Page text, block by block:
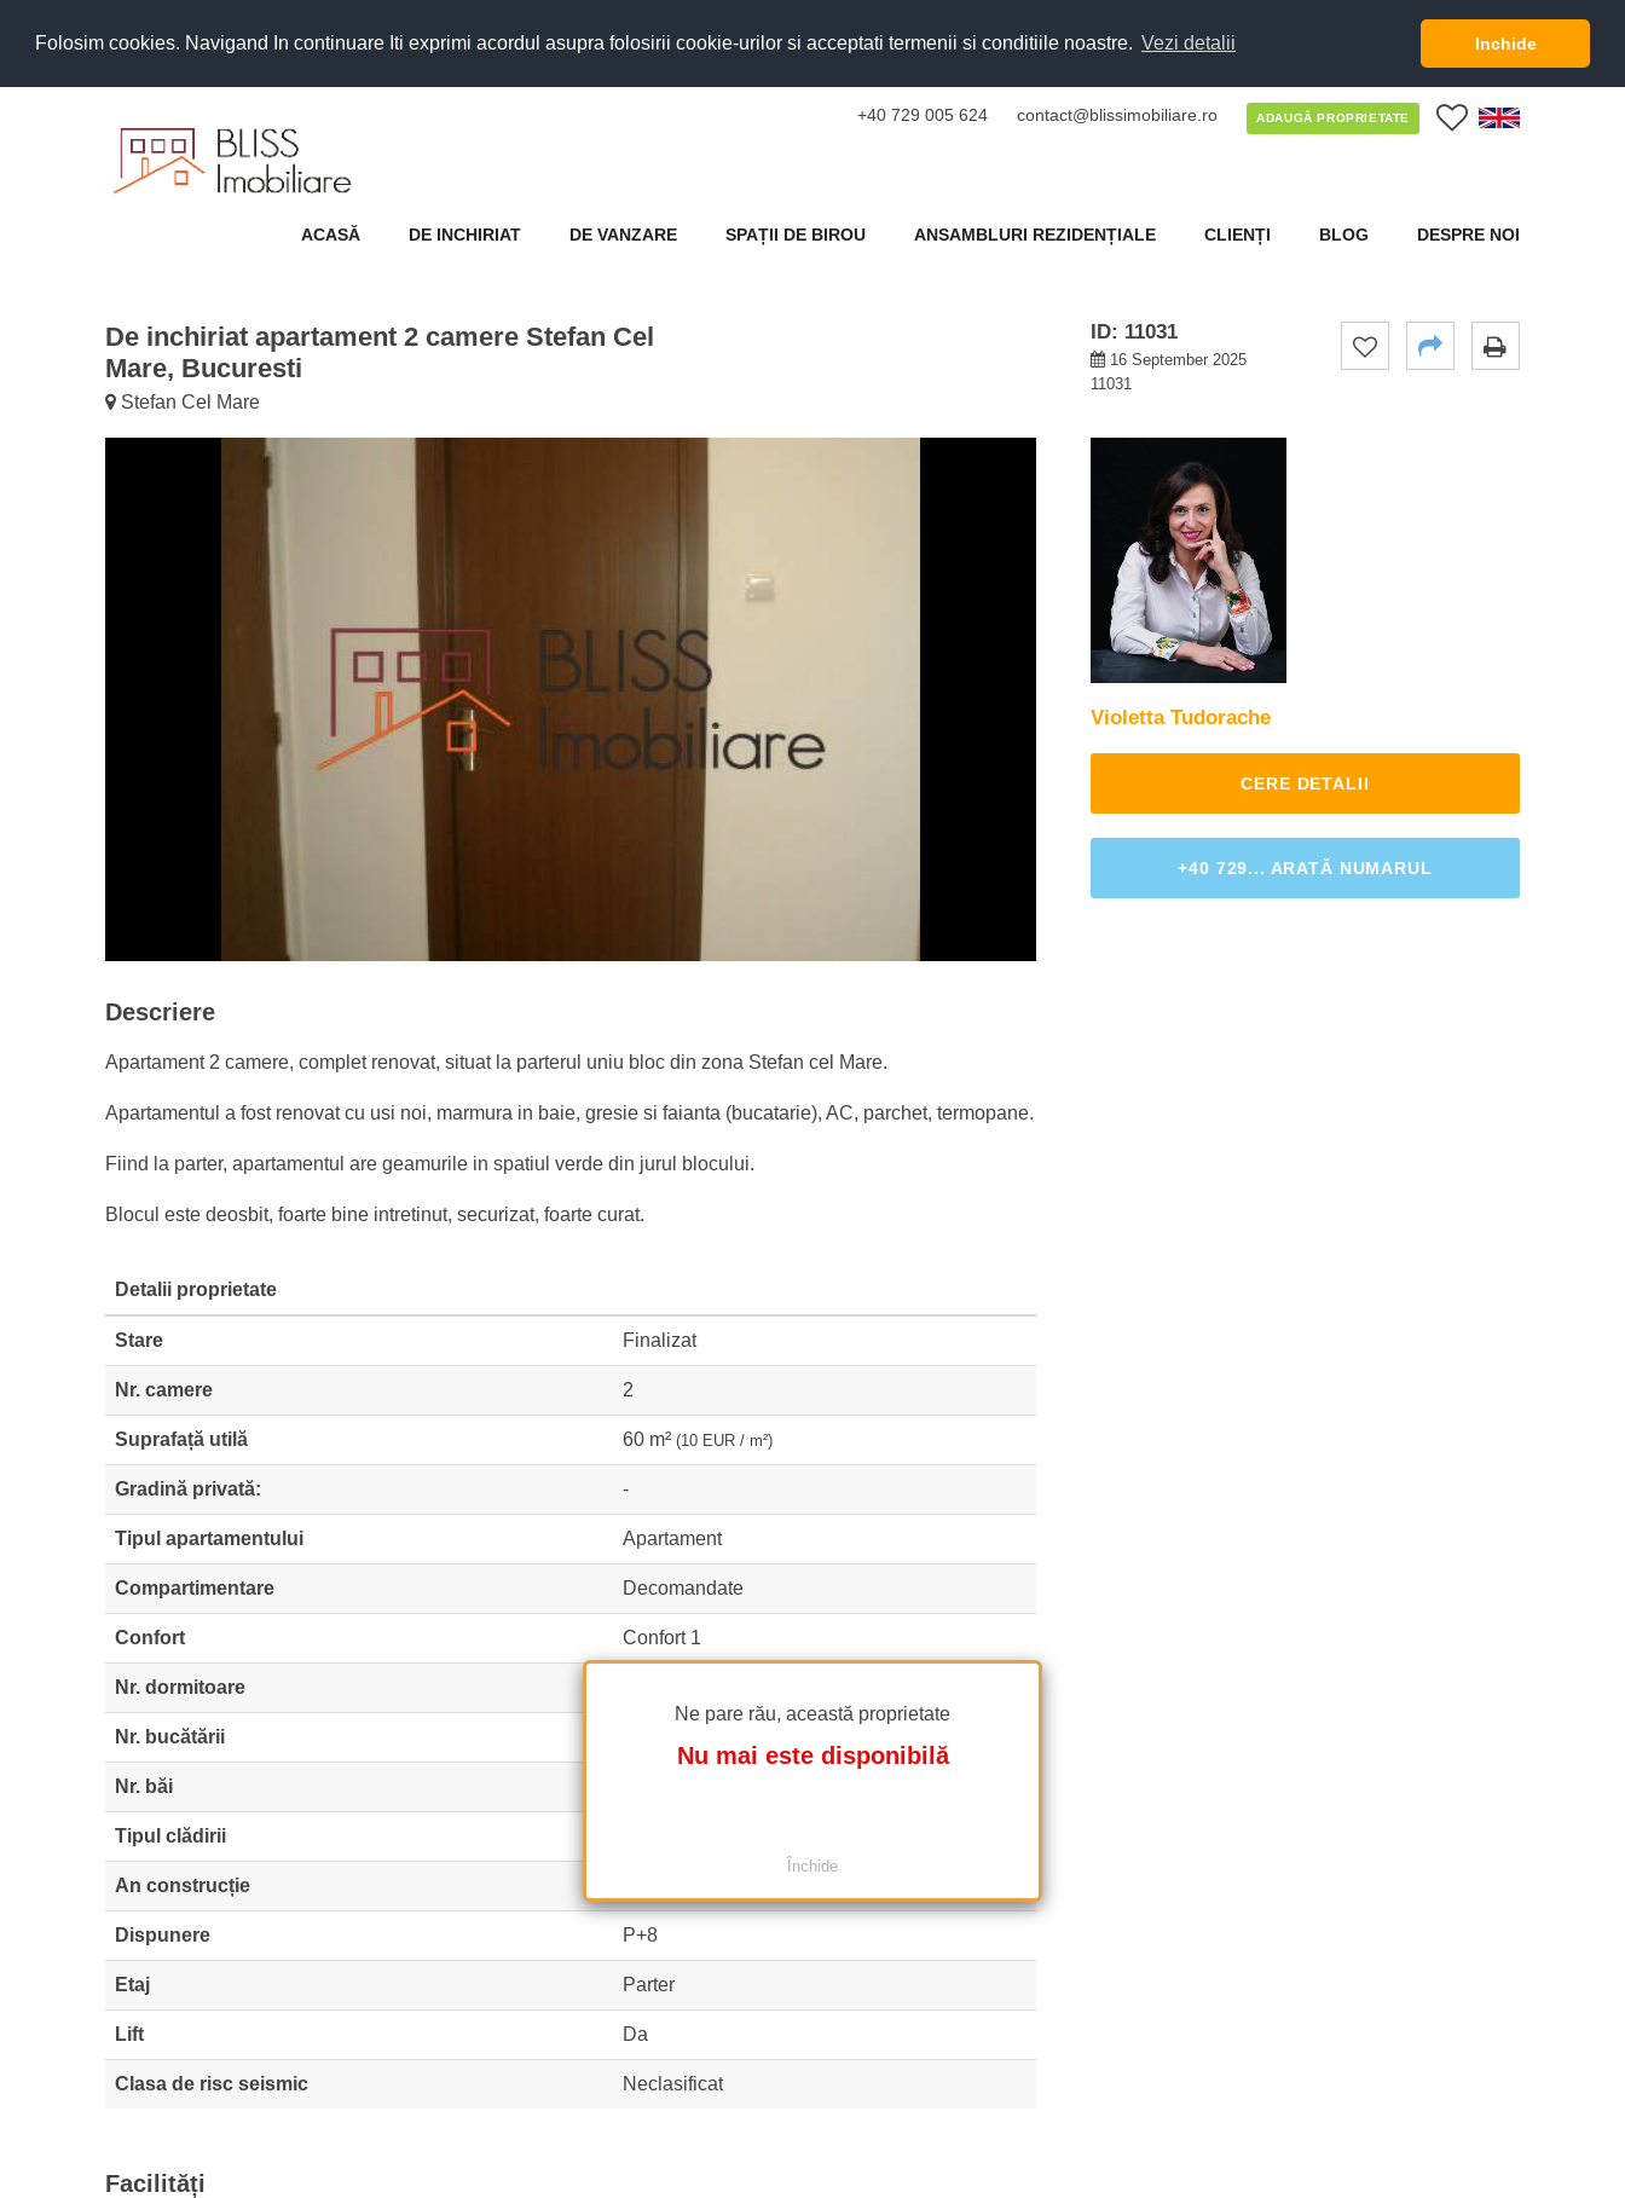
Folosim cookies. Navigand In continuare Iti exprimi acordul asupra folosirii cookie-urilor si acceptati termenii si conditiile noastre. Vezi detalii Inchide
+40 729 005 624 contact@blissimobiliare.ro ADAUGĂ PROPRIETATE
ACASĂ DE INCHIRIAT DE VANZARE SPAȚII DE BIROU ANSAMBLURI REZIDENȚIALE CLIENȚI BLOG DESPRE NOI
De inchiriat apartament 2 camere Stefan Cel
Mare, Bucuresti
Stefan Cel Mare
ID: 11031
16 September 2025
11031
Ne pare rău, această proprietate
Nu mai este disponibilă
Închide
Descriere
Apartament 2 camere, complet renovat, situat la parterul uniu bloc din zona Stefan cel Mare.
Apartamentul a fost renovat cu usi noi, marmura in baie, gresie si faianta (bucatarie), AC, parchet, termopane.
Fiind la parter, apartamentul are geamurile in spatiul verde din jurul blocului.
Blocul este deosbit, foarte bine intretinut, securizat, foarte curat.
Detalii proprietate
Stare Finalizat
Nr. camere 2
Suprafață utilă 60 m² (10 EUR / m²)
Gradină privată: -
Tipul apartamentului Apartament
Compartimentare Decomandate
Confort Confort 1
Nr. dormitoare
Nr. bucătării
Nr. băi
Tipul clădirii
An construcție
Dispunere P+8
Etaj Parter
Lift Da
Clasa de risc seismic Neclasificat
Facilități
Violetta Tudorache
CERE DETALII
+40 729... ARATĂ NUMARUL